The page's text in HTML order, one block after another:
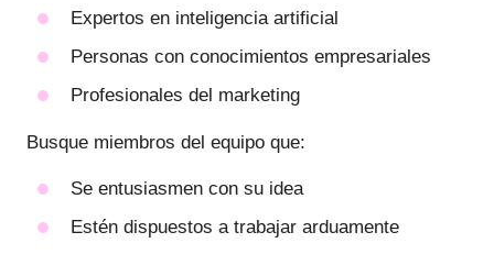
Expertos en inteligencia artificial
Personas con conocimientos empresariales
Profesionales del marketing
Busque miembros del equipo que:
Se entusiasmen con su idea
Estén dispuestos a trabajar arduamente